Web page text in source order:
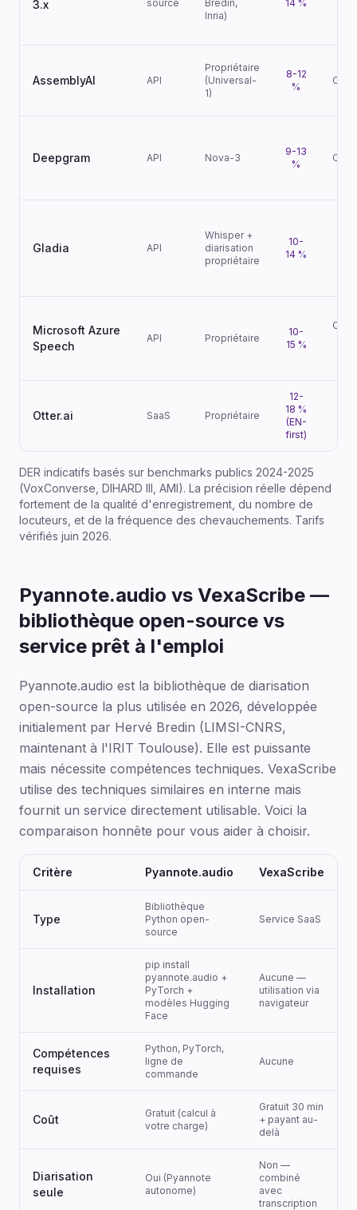
3.x source
Bredin,
Inria)
14 %
AssemblyAI API
Propriétaire
(Universal-
1)
8-12
%
Deepgram API Nova-3
9-13
%
Gladia API
Whisper +
diarisation
propriétaire
10-
14 %
Microsoft Azure
Speech
API Propriétaire
10-
15 %
Otter.ai SaaS Propriétaire
12-
18 %
(EN-
first)
DER indicatifs basés sur benchmarks publics 2024-2025
(VoxConverse, DIHARD III, AMI). La précision réelle dépend
fortement de la qualité d'enregistrement, du nombre de
locuteurs, et de la fréquence des chevauchements. Tarifs
vérifiés juin 2026.
Pyannote.audio vs VexaScribe —
bibliothèque open-source vs
service prêt à l'emploi
Pyannote.audio est la bibliothèque de diarisation
open-source la plus utilisée en 2026, développée
initialement par Hervé Bredin (LIMSI-CNRS,
maintenant à l'IRIT Toulouse). Elle est puissante
mais nécessite compétences techniques. VexaScribe
utilise des techniques similaires en interne mais
fournit un service directement utilisable. Voici la
comparaison honnête pour vous aider à choisir.
Critère Pyannote.audio VexaScribe
Type
Bibliothèque
Python open-
source
Service SaaS
Installation
pip install
pyannote.audio +
PyTorch +
modèles Hugging
Face
Aucune —
utilisation via
navigateur
Compétences
requises
Python, PyTorch,
ligne de
commande
Aucune
Coût
Gratuit (calcul à
votre charge)
Gratuit 30 min
+ payant au-
delà
Diarisation
seule
Oui (Pyannote
autonome)
Non —
combiné
avec
transcription